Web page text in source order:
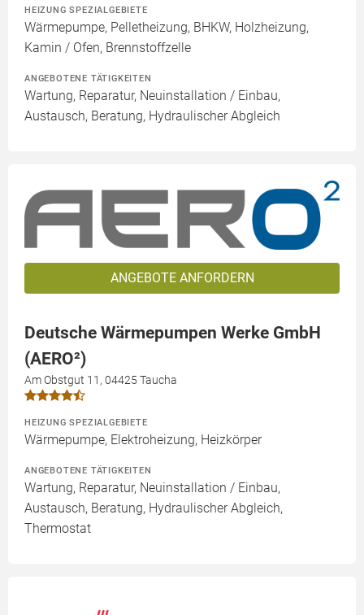
HEIZUNG SPEZIALGEBIETE
Wärmepumpe, Pelletheizung, BHKW, Holzheizung,
Kamin / Ofen, Brennstoffzelle
ANGEBOTENE TÄTIGKEITEN
Wartung, Reparatur, Neuinstallation / Einbau,
Austausch, Beratung, Hydraulischer Abgleich
ANGEBOTE ANFORDERN
Deutsche Wärmepumpen Werke GmbH
(AERO²)
Am Obstgut 11, 04425 Taucha
HEIZUNG SPEZIALGEBIETE
Wärmepumpe, Elektroheizung, Heizkörper
ANGEBOTENE TÄTIGKEITEN
Wartung, Reparatur, Neuinstallation / Einbau,
Austausch, Beratung, Hydraulischer Abgleich,
Thermostat